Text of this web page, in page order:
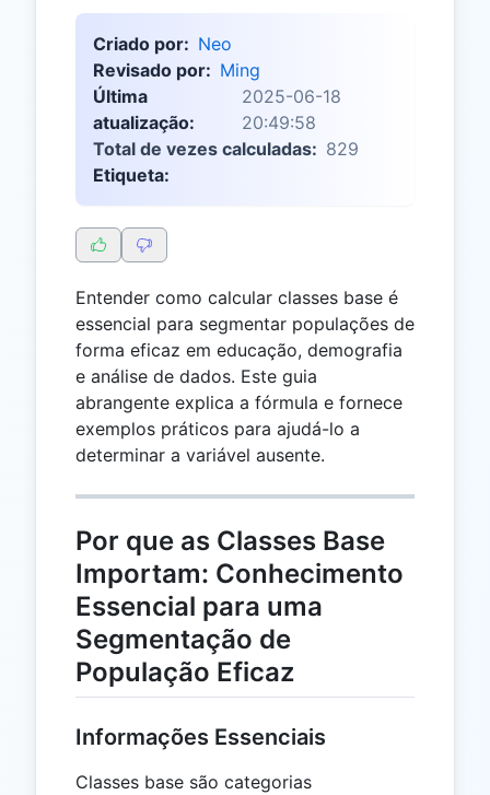
Criado por: Neo
Revisado por: Ming
Última
atualização:
2025-06-18
20:49:58
Total de vezes calculadas: 829
Etiqueta:
Entender como calcular classes base é
essencial para segmentar populações de
forma eficaz em educação, demografia
e análise de dados. Este guia
abrangente explica a fórmula e fornece
exemplos práticos para ajudá-lo a
determinar a variável ausente.
Por que as Classes Base
Importam: Conhecimento
Essencial para uma
Segmentação de
População Eficaz
Informações Essenciais
Classes base são categorias